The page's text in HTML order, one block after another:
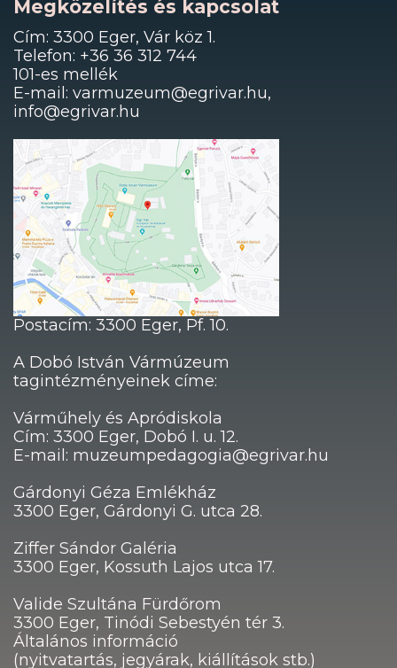
Megközelítés és kapcsolat
Cím: 3300 Eger, Vár köz 1.
Telefon: +36 36 312 744
101-es mellék
E-mail: varmuzeum@egrivar.hu,
info@egrivar.hu
Postacím: 3300 Eger, Pf. 10.
A Dobó István Vármúzeum
tagintézményeinek címe:
Várműhely és Apródiskola
Cím: 3300 Eger, Dobó I. u. 12.
E-mail: muzeumpedagogia@egrivar.hu
Gárdonyi Géza Emlékház
3300 Eger, Gárdonyi G. utca 28.
Ziffer Sándor Galéria
3300 Eger, Kossuth Lajos utca 17.
Valide Szultána Fürdőrom
3300 Eger, Tinódi Sebestyén tér 3.
Általános információ
(nyitvatartás, jegyárak, kiállítások stb.)